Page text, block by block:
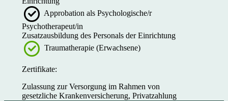
Approbation als Psychologische/r
Psychotherapeut/in
Zusatzausbildung des Personals der Einrichtung
Traumatherapie (Erwachsene)
Zertifikate:
Zulassung zur Versorgung im Rahmen von
gesetzliche Krankenversicherung, Privatzahlung